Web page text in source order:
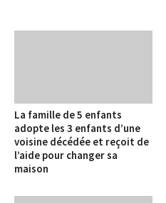
La famille de 5 enfants
adopte les 3 enfants d’une
voisine décédée et reçoit de
l’aide pour changer sa
maison